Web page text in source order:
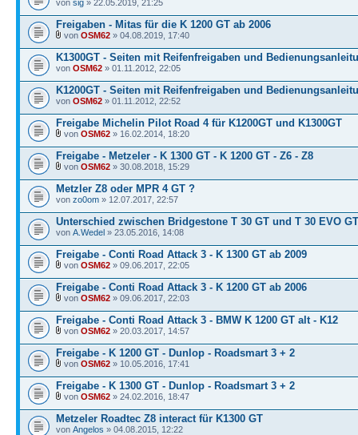
von sig » 22.05.2019, 21:25
Freigaben - Mitas für die K 1200 GT ab 2006
von OSM62 » 04.08.2019, 17:40
K1300GT - Seiten mit Reifenfreigaben und
von OSM62 » 01.11.2012, 22:05
K1200GT - Seiten mit Reifenfreigaben und
von OSM62 » 01.11.2012, 22:52
Freigabe Michelin Pilot Road 4 für K1200GT und K1300GT
von OSM62 » 16.02.2014, 18:20
Freigabe - Metzeler - K 1300 GT - K 1200 GT - Z6 - Z8
von OSM62 » 30.08.2018, 15:29
Metzler Z8 oder MPR 4 GT ?
von zo0om » 12.07.2017, 22:57
Unterschied zwischen Bridgestone T 30 GT und T 30 EVO GT
von A.Wedel » 23.05.2016, 14:08
Freigabe - Conti Road Attack 3 - K 1300 GT ab 2009
von OSM62 » 09.06.2017, 22:05
Freigabe - Conti Road Attack 3 - K 1200 GT ab 2006
von OSM62 » 09.06.2017, 22:03
Freigabe - Conti Road Attack 3 - BMW K 1200 GT alt - K12
von OSM62 » 20.03.2017, 14:57
Freigabe - K 1200 GT - Dunlop - Roadsmart 3 + 2
von OSM62 » 10.05.2016, 17:41
Freigabe - K 1300 GT - Dunlop - Roadsmart 3 + 2
von OSM62 » 24.02.2016, 18:47
Metzeler Roadtec Z8 interact für K1300 GT
von Angelos » 04.08.2015, 12:22